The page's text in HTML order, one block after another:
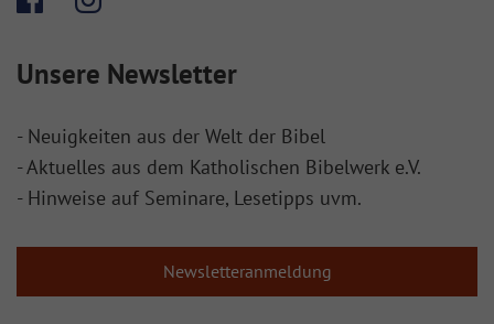
Unsere Newsletter
- Neuigkeiten aus der Welt der Bibel
- Aktuelles aus dem Katholischen Bibelwerk e.V.
- Hinweise auf Seminare, Lesetipps uvm.
Newsletteranmeldung